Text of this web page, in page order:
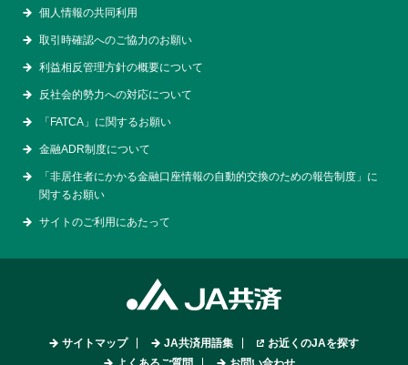
個人情報の共同利用
取引時確認へのご協力のお願い
利益相反管理方針の概要について
反社会的勢力への対応について
「FATCA」に関するお願い
金融ADR制度について
「非居住者にかかる金融口座情報の自動的交換のための報告制度」に
関するお願い
サイトのご利用にあたって
サイトマップ JA共済用語集
お近くのJAを探す